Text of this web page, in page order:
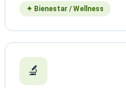
✦ Bienestar / Wellness
🔬